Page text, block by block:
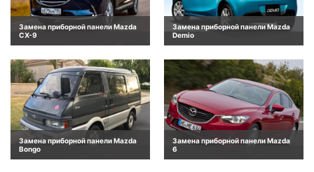
Замена приборной панели Mazda
CX-9
Замена приборной панели Mazda
Demio
Замена приборной панели Mazda
Bongo
Замена приборной панели Mazda
6